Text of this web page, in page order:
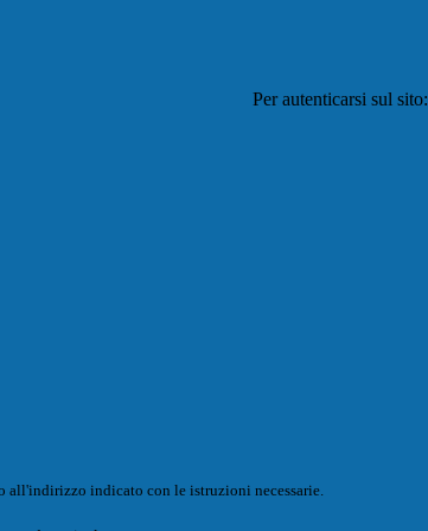
Per autenticarsi sul sito:
all'indirizzo indicato con le istruzioni necessarie.